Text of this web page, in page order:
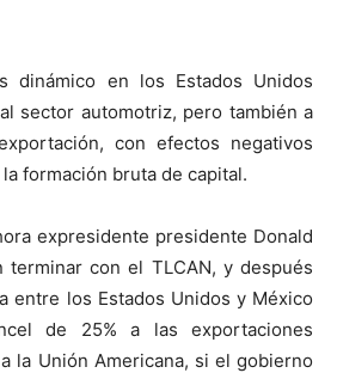
dinámico en los Estados Unidos
sector automotriz, pero también a
con efectos negativos
formación bruta de capital.
expresidente presidente Donald
terminar con el TLCAN, y después
entre los Estados Unidos y México
de 25% a las exportaciones
la Unión Americana, si el gobierno